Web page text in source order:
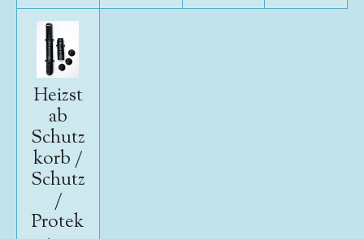
Heizst
ab
Schutz
korb /
Schutz
/
Protek